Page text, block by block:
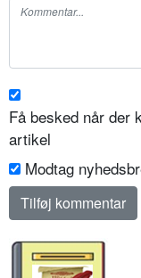
Få besked når der
artikel
Modtag